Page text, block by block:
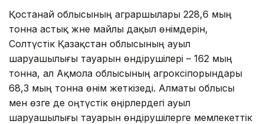
Қостанай облысының аграршылары 228,6 мың
тонна астық және майлы дақыл өнімдерін,
Солтүстік Қазақстан облысының ауыл
шаруашылығы тауарын өндірушілері – 162 мың
тонна, ал Ақмола облысының агрокәсіпорындары
68,3 мың тонна өнім жеткізеді. Алматы облысы
мен өзге де оңтүстік өңірлердегі ауыл
шаруашылығы тауарын өндірушілерге мемлекеттік